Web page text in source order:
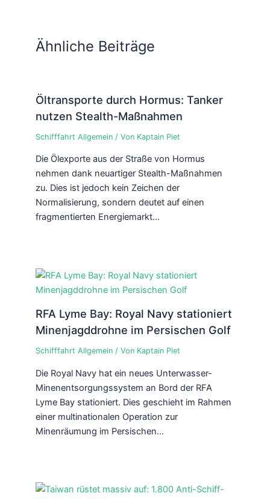
Ähnliche Beiträge
Öltransporte durch Hormus: Tanker
nutzen Stealth-Maßnahmen
Schifffahrt Allgemein/ Von Kaptain Piet
Die Ölexporte aus der Straße von Hormus
nehmen dank neuartiger Stealth-Maßnahmen
zu. Dies ist jedoch kein Zeichen der
Normalisierung, sondern deutet auf einen
fragmentierten Energiemarkt…
RFA Lyme Bay: Royal Navy stationiert
Minenjagddrohne im Persischen Golf
Schifffahrt Allgemein/ Von Kaptain Piet
Die Royal Navy hat ein neues Unterwasser-
Minenentsorgungssystem an Bord der RFA
Lyme Bay stationiert. Dies geschieht im Rahmen
einer multinationalen Operation zur
Minenräumung im Persischen…